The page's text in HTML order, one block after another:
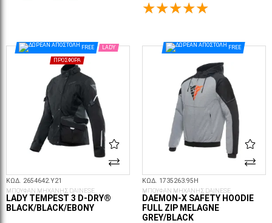
FREE LADY
ΠΡΟΣΦΟΡΆ
ΚΩΔ. 2654642.Y21
ΜΠΟΥΦΑΝ ΜΗΧΑΝΗΣ DAINESE
LADY TEMPEST 3 D-DRY®
BLACK/BLACK/EBONY
FREE
ΚΩΔ. 1735263.95H
ΜΠΟΥΦΑΝ ΜΗΧΑΝΗΣ DAINESE
DAEMON-X SAFETY HOODIE
FULL ZIP MELAGNE
GREY/BLACK